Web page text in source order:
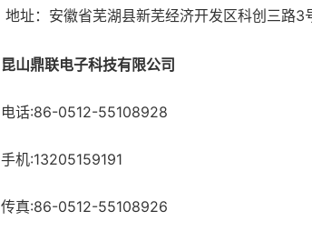
地址：安徽省芜湖县新芜经济开发区科创三路3
昆山鼎联电子科技有限公司
电话:86-0512-55108928
手机:13205159191
传真:86-0512-55108926